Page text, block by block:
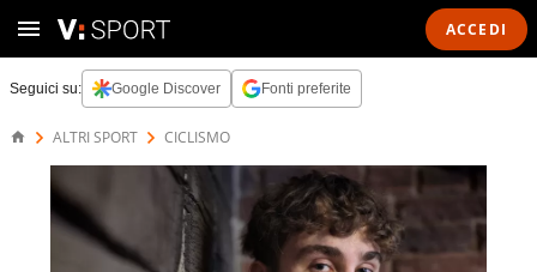
ACCEDI
Seguici su: Google Discover Fonti preferite
ALTRI SPORT CICLISMO